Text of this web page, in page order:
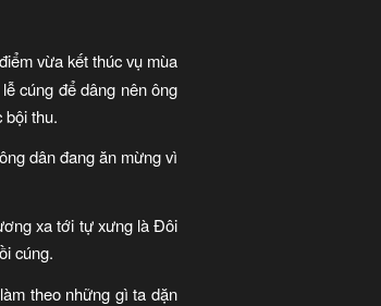
vừa kết thúc vụ mùa
cúng để dâng nên ông
bội thu.
dân đang ăn mừng vì
xa tới tự xưng là Đôi
cúng.
theo những gì ta dặn